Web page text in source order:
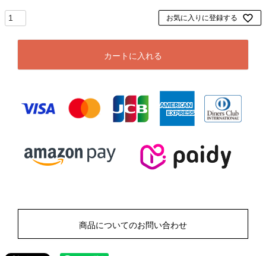
お気に入りに登録する
カートに入れる
商品についてのお問い合わせ